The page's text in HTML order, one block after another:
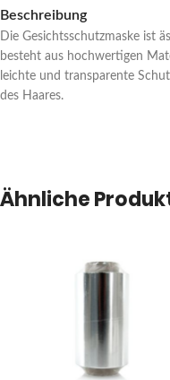
Beschreibung
Die Gesichtsschutzmaske ist
besteht aus hochwertigen
leichte und transparente
des Haares.
Ähnliche